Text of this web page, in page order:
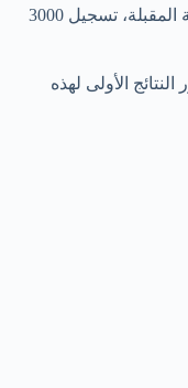
من المنتظر أن يتم، خلال الأشهر القليلة المقبلة، تسجيل 3000
الأولى لهذه